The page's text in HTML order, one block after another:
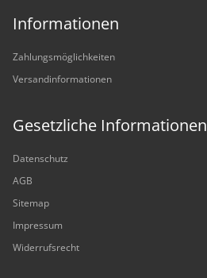
Informationen
Zahlungsmöglichkeiten
Versandinformationen
Gesetzliche Informationen
Datenschutz
AGB
Sitemap
Impressum
Widerrufsrecht